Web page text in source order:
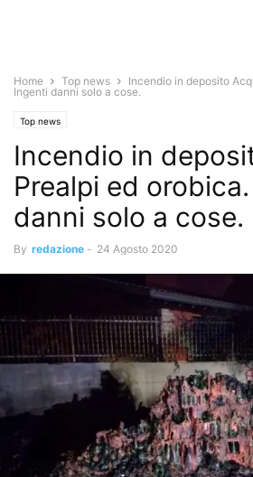
Home Top news
Incendio in deposito
Ingenti danni solo a cose.
Top news
Incendio in
Prealpi ed
danni solo a cose.
By redazione - 24 Agosto 2020